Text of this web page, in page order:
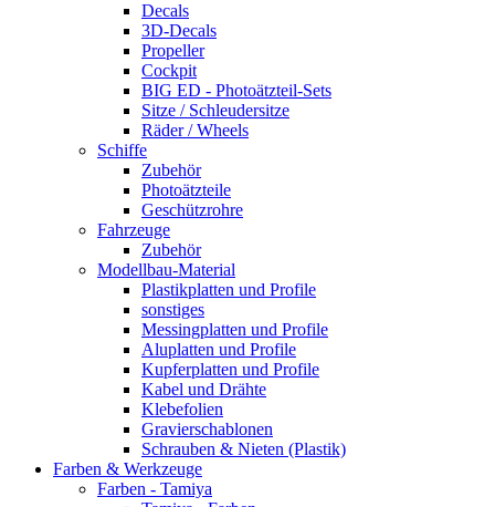
Decals
3D-Decals
Propeller
Cockpit
BIG ED - Photoätzteil-Sets
Sitze / Schleudersitze
Räder / Wheels
Schiffe
Zubehör
Photoätzteile
Geschützrohre
Fahrzeuge
Zubehör
Modellbau-Material
Plastikplatten und Profile
sonstiges
Messingplatten und Profile
Aluplatten und Profile
Kupferplatten und Profile
Kabel und Drähte
Klebefolien
Gravierschablonen
Schrauben & Nieten (Plastik)
Farben & Werkzeuge
Farben - Tamiya